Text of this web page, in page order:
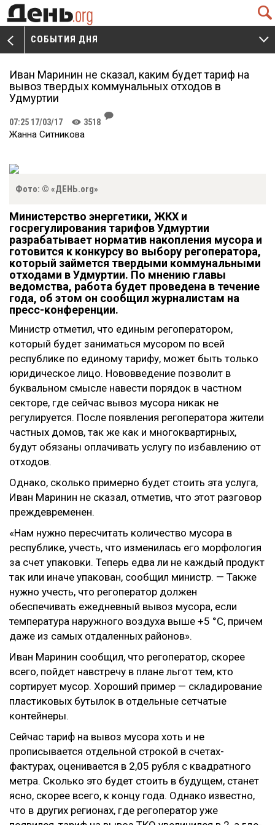
Q
V
СОБЫТИЯ ДНЯ
W
Иван Маринин не сказал, каким будет тариф на
вывоз твердых коммунальных отходов в
Удмуртии
07:25 17/03/17 K 3518
J
Жанна Ситникова
Фото: © «ДЕНЬ.org»
Министерство энергетики, ЖКХ и
госрегулирования тарифов Удмуртии
разрабатывает норматив накопления мусора и
готовится к конкурсу во выбору регоператора,
который займется твердыми коммунальными
отходами в Удмуртии. По мнению главы
ведомства, работа будет проведена в течение
года, об этом он сообщил журналистам на
пресс-конференции.
Министр отметил, что единым регоператором,
который будет заниматься мусором по всей
республике по единому тарифу, может быть только
юридическое лицо. Нововведение позволит в
буквальном смысле навести порядок в частном
секторе, где сейчас вывоз мусора никак не
регулируется. После появления регоператора жители
частных домов, так же как и многоквартирных,
будут обязаны оплачивать услугу по избавлению от
отходов.
Однако, сколько примерно будет стоить эта услуга,
Иван Маринин не сказал, отметив, что этот разговор
преждевременен.
«Нам нужно пересчитать количество мусора в
республике, учесть, что изменилась его морфология
за счет упаковки. Теперь едва ли не каждый продукт
так или иначе упакован, сообщил министр. — Также
нужно учесть, что регоператор должен
обеспечивать ежедневный вывоз мусора, если
температура наружного воздуха выше +5 °С, причем
даже из самых отдаленных районов».
Иван Маринин сообщил, что регоператор, скорее
всего, пойдет навстречу в плане льгот тем, кто
сортирует мусор. Хороший пример — складирование
пластиковых бутылок в отдельные сетчатые
контейнеры.
Сейчас тариф на вывоз мусора хоть и не
прописывается отдельной строкой в счетах-
фактурах, оценивается в 2,05 рубля с квадратного
метра. Сколько это будет стоить в будущем, станет
ясно, скорее всего, к концу года. Однако известно,
что в других регионах, где регоператор уже